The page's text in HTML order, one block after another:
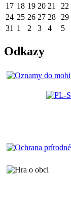
17 18 19 20 21 22
24 25 26 27 28 29
31 1 2 3 4 5
Odkazy